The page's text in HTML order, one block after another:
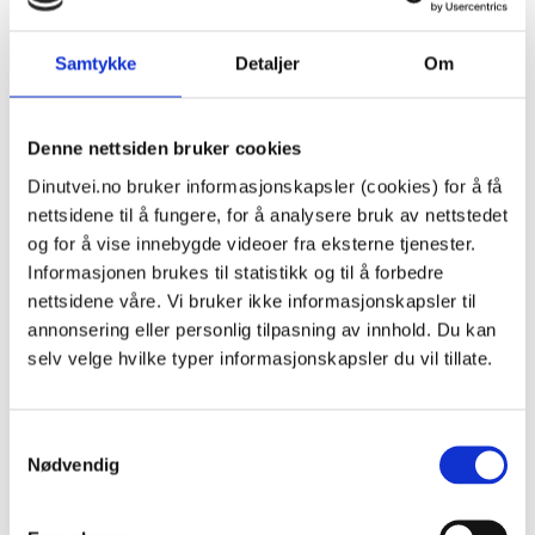
Samtykke Detaljer Om
Denne nettsiden bruker cookies
Dinutvei.no bruker informasjonskapsler (cookies) for å få
nettsidene til å fungere, for å analysere bruk av nettstedet
og for å vise innebygde videoer fra eksterne tjenester.
Informasjonen brukes til statistikk og til å forbedre
nettsidene våre. Vi bruker ikke informasjonskapsler til
annonsering eller personlig tilpasning av innhold. Du kan
selv velge hvilke typer informasjonskapsler du vil tillate.
Nødvendig
Det kan være vanskelig for både ungdom og voksne
å snakke om kjønnslemlestelse, blant annet fordi
deg tvunget og trenger hjelp, råd eller veiledning om
kjønnslemlestelse, kan du ta kontakt med:
fastlegen din, helsestasjonen eller helsesøster
en kvinneklinikk (brosjyre med
kontaktinformasjon til kvinneklinikkene på flere
språk)
Røde Kors-telefonen for negativ sosial kontroll